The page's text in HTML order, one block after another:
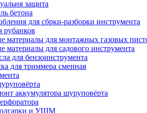
защита
бетона
для сбрки-разборки инструмента
материалы для монтажных газовых
материалы для садового инструмента
для бензоинструмента
для триммера сменная
аккумулятора шуруповёрта
и УШМ